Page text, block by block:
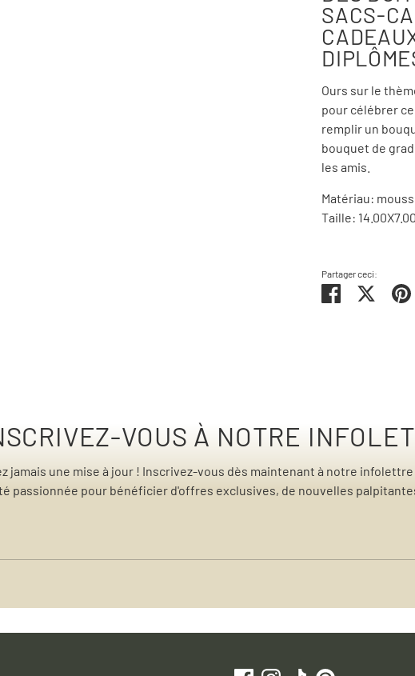
SACS-
Ours sur le
pour célébrer
remplir un
bouquet de
les amis.
Matériau:
Taille:
Partager ceci:
PartagerTweeter
VOUS À NOTRE
jamais une mise à jour ! Inscrivez-vous dès maintenant à notre
passionnée pour bénéficier d'offres exclusives, de nouvelles